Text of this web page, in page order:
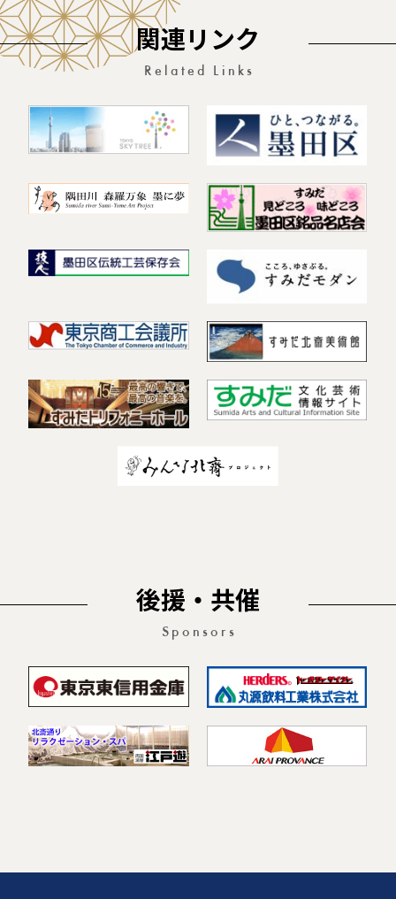
関連リンク
Related Links
後援・共催
Sponsors